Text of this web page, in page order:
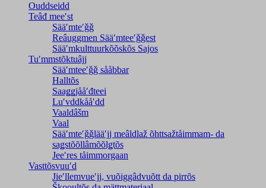
Ouddseidd
Teâđ meeʹst
Sääʹmteʹǧǧ
Reâuggmen Sääʹmteeʹǧǧest
Sääʹmkulttuurkõõskõs Sajos
Tuʹmmstõktuâjj
Sääʹmteeʹǧǧ sååbbar
Halltõs
Saaǥǥjååʹđteei
Luʹvddkååʹdd
Vaaldâšm
Vaal
Sääʹmteʹǧǧlääʹjj meâldlaž õhttsažtåimmam- da
saǥstõõllâmõõlǥtõs
Jeeʹres tåimmorgaan
Vasttõsvuuʹd
Jieʹllemvueʹjj, vuõiggâdvuõtt da pirrõs